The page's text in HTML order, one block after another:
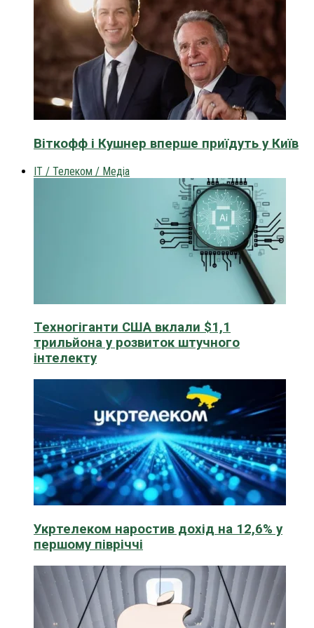
Віткофф і Кушнер вперше приїдуть у Київ
IT / Телеком / Медіа
Техногіганти США вклали $1,1
трильйона у розвиток штучного
інтелекту
Укртелеком наростив дохід на 12,6% у
першому півріччі